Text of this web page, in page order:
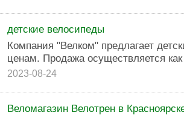
детские велосипеды
Компания "Велком" предлагает
ценам. Продажа осуществляется
2023-08-24
Веломагазин Велотрен в